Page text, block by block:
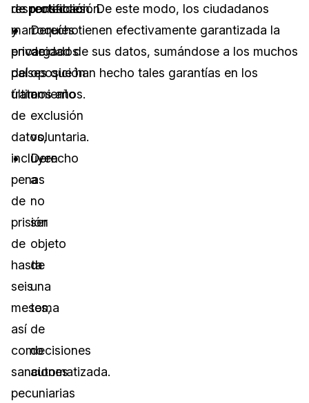
rectificación.
Derecho
de
oposición
o
exclusión
voluntaria.
Derecho
a
no
ser
objeto
de
una
toma
de
decisiones
automatizada.
responsables
y
encargados
del
tratamiento
de
datos,
incluyen
penas
de
prisión
de
hasta
seis
meses,
así
como
sanciones
pecuniarias
de protección. De este modo, los ciudadanos
marroquíes tienen efectivamente garantizada la
privacidad de sus datos, sumándose a los muchos
países que han hecho tales garantías en los
últimos años.